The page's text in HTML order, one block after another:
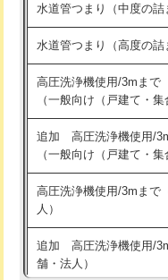
化粧台設置
追加人工
廃棄・処分
※給水管工事は20mmま
持込商品取付（混合水栓
持込商品取付（浄水器・
業）
排水管工事（追加 排水
水道管つまり（中度の詰
水道管つまり（高度の詰
高圧洗浄機使用/3mまで
（一般向け（戸建て・集
追加 高圧洗浄機使用/
（一般向け（戸建て・集
高圧洗浄機使用/3mまで
人）
追加 高圧洗浄機使用/
舗・法人）